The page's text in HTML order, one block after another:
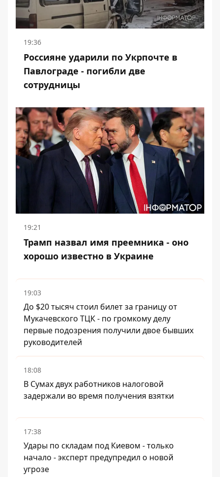
19:36
Россияне ударили по Укрпочте в
Павлограде - погибли две
сотрудницы
19:21
Трамп назвал имя преемника - оно
хорошо известно в Украине
19:03
До $20 тысяч стоил билет за границу от
Мукачевского ТЦК - по громкому делу
первые подозрения получили двое бывших
руководителей
18:08
В Сумах двух работников налоговой
задержали во время получения взятки
17:38
Удары по складам под Киевом - только
начало - эксперт предупредил о новой
угрозе